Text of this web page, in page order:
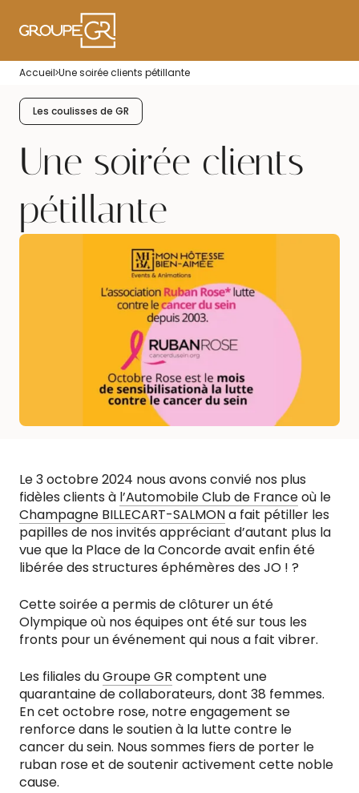
Home
Accueil Une soirée clients pétillante
Les coulisses de GR
Une soirée clients
pétillante
Le 3 octobre 2024 nous avons convié nos plus
fidèles clients à l’Automobile Club de Franceoù le
Champagne BILLECART-SALMONa fait pétiller les
papilles de nos invités appréciant d’autant plus la
vue que la Place de la Concorde avait enfin été
libérée des structures éphémères des JO ! ?
Cette soirée a permis de clôturer un été
Olympique où nos équipes ont été sur tous les
fronts pour un événement qui nous a fait vibrer.
Les filiales duGroupe GR comptent une
quarantaine de collaborateurs, dont 38 femmes.
En cet octobre rose, notre engagement se
renforce dans le soutien à la lutte contre le
cancer du sein. Nous sommes fiers de porter le
ruban rose et de soutenir activement cette noble
cause.